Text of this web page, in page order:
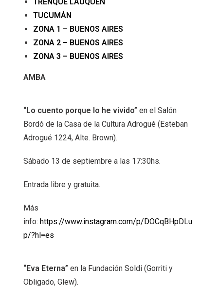
TUCUMÁN
ZONA 1 – BUENOS AIRES
ZONA 2 – BUENOS AIRES
ZONA 3 – BUENOS AIRES
AMBA
“Lo cuento porque lo he vivido” en el Salón
Bordó de la Casa de la Cultura Adrogué (Esteban
Adrogué 1224, Alte. Brown).
Sábado 13 de septiembre a las 17:30hs.
Entrada libre y gratuita.
Más
info: https://www.instagram.com/p/DOCqBHpDLu
p/?hl=es
“Eva Eterna” en la Fundación Soldi (Gorriti y
Obligado, Glew).